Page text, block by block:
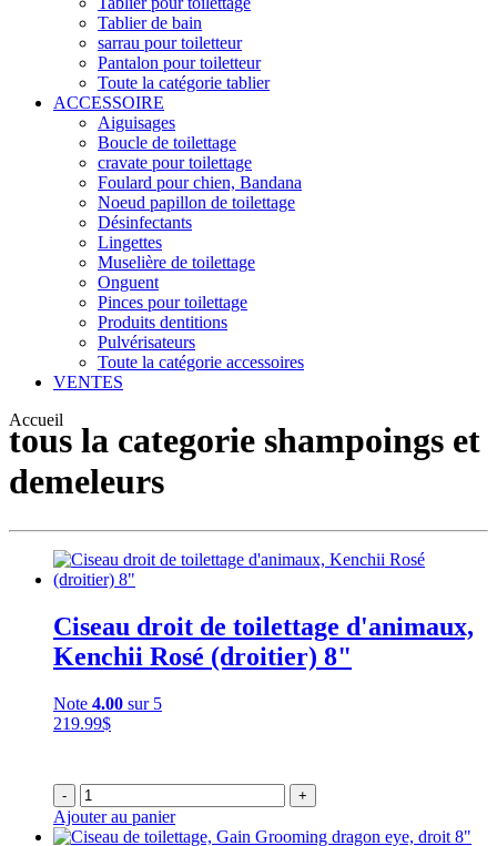
Tablier de bain
sarrau pour toiletteur
Pantalon pour toiletteur
Toute la catégorie tablier
ACCESSOIRE
Aiguisages
Boucle de toilettage
cravate pour toilettage
Foulard pour chien, Bandana
Noeud papillon de toilettage
Désinfectants
Lingettes
Muselière de toilettage
Onguent
Pinces pour toilettage
Produits dentitions
Pulvérisateurs
Toute la catégorie accessoires
VENTES
Accueil
tous la categorie shampoings et
demeleurs
Ciseau droit de toilettage d'animaux,
Kenchii Rosé (droitier) 8"
Note 4.00 sur 5
219.99$
- +
Ajouter au panier